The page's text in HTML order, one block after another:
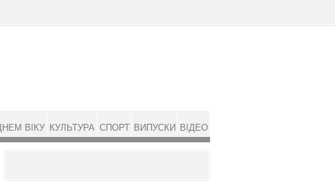
ВІКУ КУЛЬТУРА СПОРТ ВИПУСКИ ВІДЕО